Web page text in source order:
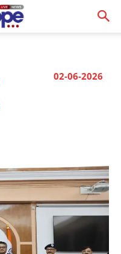
02-06-2026